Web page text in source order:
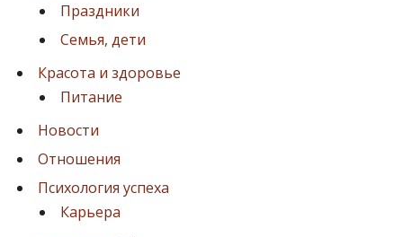
Праздники
Семья, дети
Красота и здоровье
Питание
Новости
Отношения
Психология успеха
Карьера